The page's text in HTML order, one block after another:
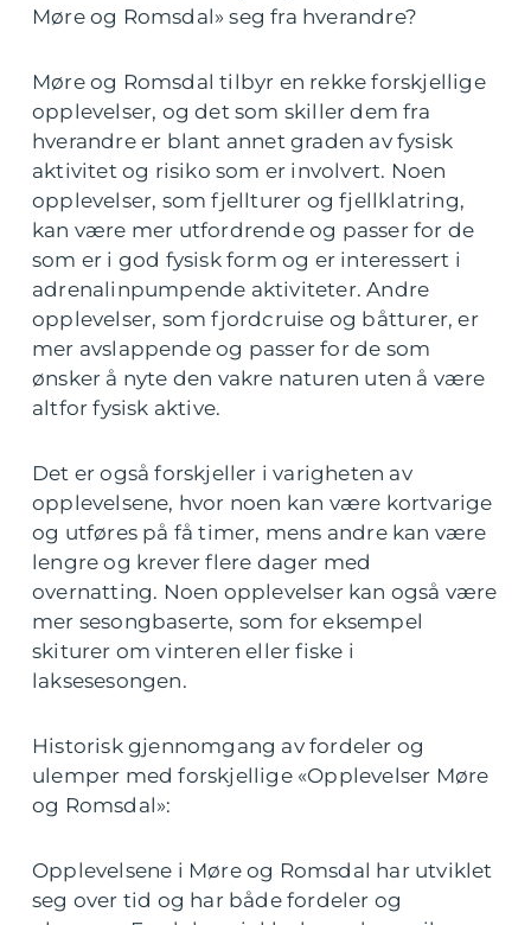
Møre og Romsdal» seg fra hverandre?
Møre og Romsdal tilbyr en rekke forskjellige
opplevelser, og det som skiller dem fra
hverandre er blant annet graden av fysisk
aktivitet og risiko som er involvert. Noen
opplevelser, som fjellturer og fjellklatring,
kan være mer utfordrende og passer for de
som er i god fysisk form og er interessert i
adrenalinpumpende aktiviteter. Andre
opplevelser, som fjordcruise og båtturer, er
mer avslappende og passer for de som
ønsker å nyte den vakre naturen uten å være
altfor fysisk aktive.
Det er også forskjeller i varigheten av
opplevelsene, hvor noen kan være kortvarige
og utføres på få timer, mens andre kan være
lengre og krever flere dager med
overnatting. Noen opplevelser kan også være
mer sesongbaserte, som for eksempel
skiturer om vinteren eller fiske i
laksesesongen.
Historisk gjennomgang av fordeler og
ulemper med forskjellige «Opplevelser Møre
og Romsdal»:
Opplevelsene i Møre og Romsdal har utviklet
seg over tid og har både fordeler og